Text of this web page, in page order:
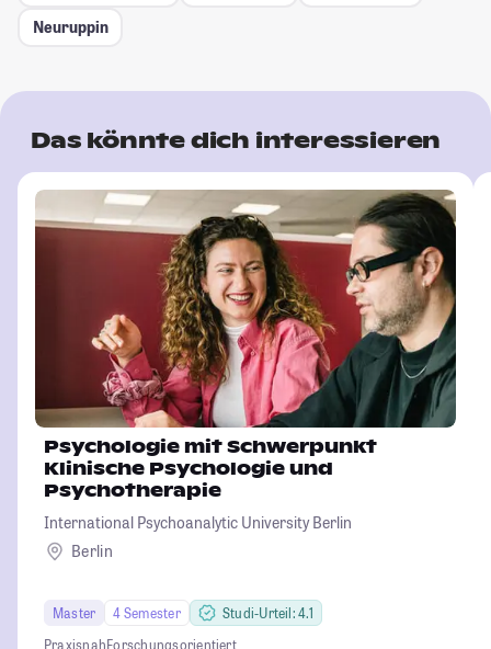
Neuruppin
Das könnte dich interessieren
Psychologie mit Schwerpunkt
Klinische Psychologie und
Psychotherapie
International Psychoanalytic University Berlin
Berlin
Master 4 Semester
Studi-Urteil: 4.1
PraxisnahForschungsorientiert